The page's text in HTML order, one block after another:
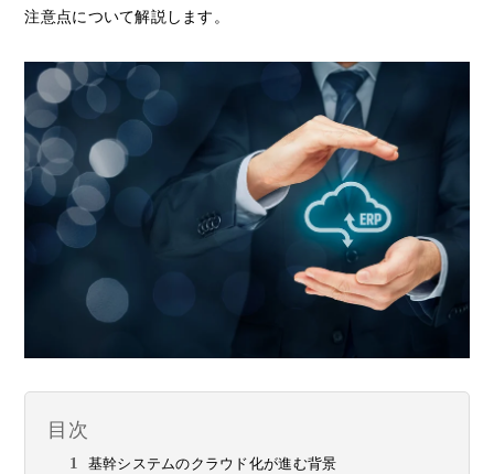
注意点について解説します。
目次
基幹システムのクラウド化が進む背景